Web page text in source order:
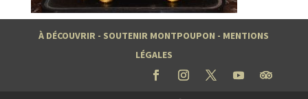
À DÉCOUVRIR - SOUTENIR MONTPOUPON - MENTIONS
LÉGALES